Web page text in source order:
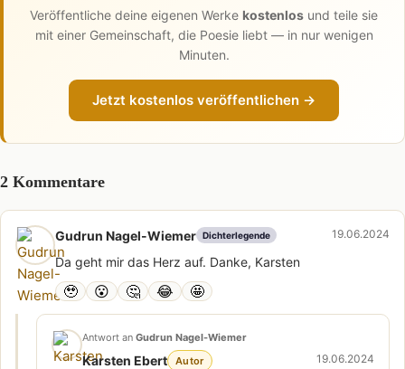
Veröffentliche deine eigenen Werke kostenlos und teile sie
mit einer Gemeinschaft, die Poesie liebt — in nur wenigen
Minuten.
Jetzt kostenlos veröffentlichen →
2 Kommentare
Gudrun Nagel-Wiemer Dichterlegende 19.06.2024
Da geht mir das Herz auf. Danke, Karsten
🥹 😮 🤔 😂 🤩
Antwort an Gudrun Nagel-Wiemer
Karsten Ebert Autor 19.06.2024